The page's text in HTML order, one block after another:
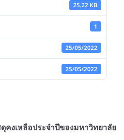
25.22 KB
1
25/05/2022
25/05/2022
คงเหลือประจำปีของมหาวิทยาลัย